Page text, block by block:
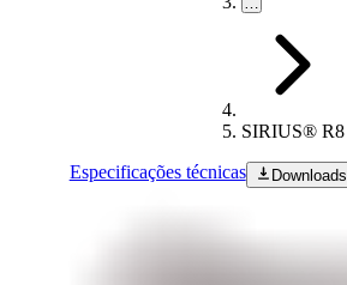
SIRIUS® R8
Especificações técnicas
Downloads